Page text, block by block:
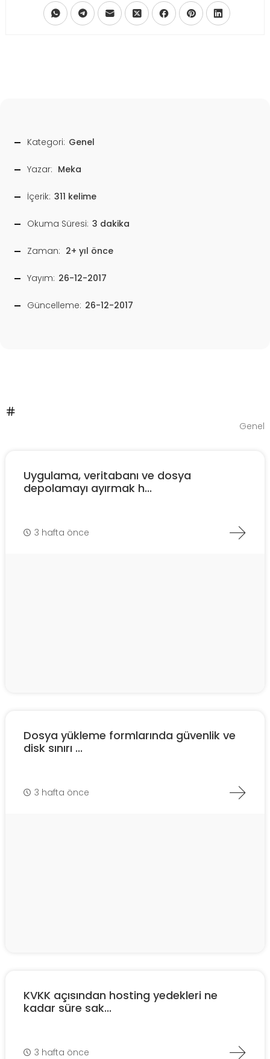
Kategori: Genel
Yazar: Meka
İçerik: 311 kelime
Okuma Süresi: 3 dakika
Zaman: 2+ yıl önce
Yayım: 26-12-2017
Güncelleme: 26-12-2017
Genel
Uygulama, veritabanı ve dosya
depolamayı ayırmak h...
3 hafta önce
Dosya yükleme formlarında güvenlik ve
disk sınırı ...
3 hafta önce
KVKK açısından hosting yedekleri ne
kadar süre sak...
3 hafta önce